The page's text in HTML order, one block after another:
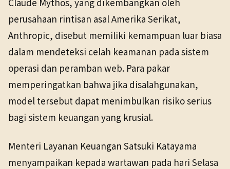
perusahaan rintisan asal Amerika Serikat,
Anthropic, disebut memiliki kemampuan luar biasa
dalam mendeteksi celah keamanan pada sistem
operasi dan peramban web. Para pakar
memperingatkan bahwa jika disalahgunakan,
model tersebut dapat menimbulkan risiko serius
bagi sistem keuangan yang krusial.
Menteri Layanan Keuangan Satsuki Katayama
menyampaikan kepada wartawan pada hari Selasa